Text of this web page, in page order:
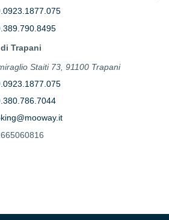
Trapani
Staiti 73, 91100 Trapani